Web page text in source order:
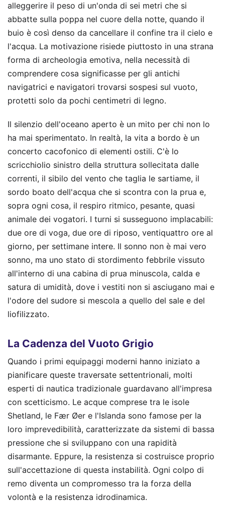
alleggerire il peso di un'onda di sei metri che si
abbatte sulla poppa nel cuore della notte, quando il
buio è così denso da cancellare il confine tra il cielo e
l'acqua. La motivazione risiede piuttosto in una strana
forma di archeologia emotiva, nella necessità di
comprendere cosa significasse per gli antichi
navigatrici e navigatori trovarsi sospesi sul vuoto,
protetti solo da pochi centimetri di legno.
Il silenzio dell'oceano aperto è un mito per chi non lo
ha mai sperimentato. In realtà, la vita a bordo è un
concerto cacofonico di elementi ostili. C'è lo
scricchiolio sinistro della struttura sollecitata dalle
correnti, il sibilo del vento che taglia le sartiame, il
sordo boato dell'acqua che si scontra con la prua e,
sopra ogni cosa, il respiro ritmico, pesante, quasi
animale dei vogatori. I turni si susseguono implacabili:
due ore di voga, due ore di riposo, ventiquattro ore al
giorno, per settimane intere. Il sonno non è mai vero
sonno, ma uno stato di stordimento febbrile vissuto
all'interno di una cabina di prua minuscola, calda e
satura di umidità, dove i vestiti non si asciugano mai e
l'odore del sudore si mescola a quello del sale e del
liofilizzato.
La Cadenza del Vuoto Grigio
Quando i primi equipaggi moderni hanno iniziato a
pianificare queste traversate settentrionali, molti
esperti di nautica tradizionale guardavano all'impresa
con scetticismo. Le acque comprese tra le isole
Shetland, le Fær Øer e l'Islanda sono famose per la
loro imprevedibilità, caratterizzate da sistemi di bassa
pressione che si sviluppano con una rapidità
disarmante. Eppure, la resistenza si costruisce proprio
sull'accettazione di questa instabilità. Ogni colpo di
remo diventa un compromesso tra la forza della
volontà e la resistenza idrodinamica.